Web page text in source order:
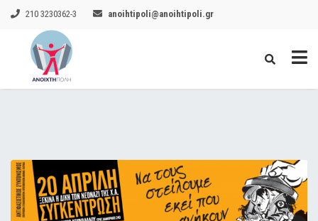
210 3230362-3 anoihtipoli@anoihtipoli.gr